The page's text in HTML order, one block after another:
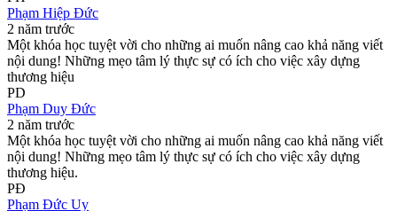
Phạm Hiệp Đức
2 năm trước
Một khóa học tuyệt vời cho những ai muốn nâng cao khả năng viết
nội dung! Những mẹo tâm lý thực sự có ích cho việc xây dựng
thương hiệu
PD
Phạm Duy Đức
2 năm trước
Một khóa học tuyệt vời cho những ai muốn nâng cao khả năng viết
nội dung! Những mẹo tâm lý thực sự có ích cho việc xây dựng
thương hiệu.
PĐ
Phạm Đức Uy